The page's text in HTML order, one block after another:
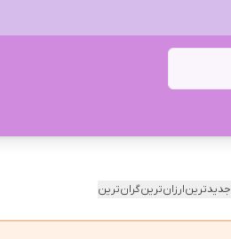
جدیدترینارزان‌ترینگران‌ترین